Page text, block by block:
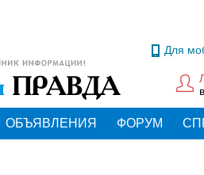
Для
ОБЪЯВЛЕНИЯ ФОРУМ